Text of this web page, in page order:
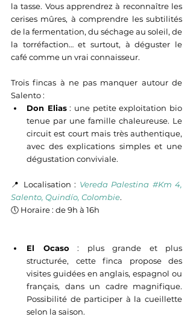
la tasse. Vous apprendrez à reconnaître les
cerises mûres, à comprendre les subtilités
de la fermentation, du séchage au soleil, de
la torréfaction… et surtout, à déguster le
café comme un vrai connaisseur.
Trois fincas à ne pas manquer autour de
Salento :
Don Elias : une petite exploitation bio
tenue par une famille chaleureuse. Le
circuit est court mais très authentique,
avec des explications simples et une
dégustation conviviale.
📍 Localisation : Vereda Palestina #Km 4,
Salento, Quindío, Colombie.
🕔 Horaire : de 9h à 16h
El Ocaso : plus grande et plus
structurée, cette finca propose des
visites guidées en anglais, espagnol ou
français, dans un cadre magnifique.
Possibilité de participer à la cueillette
selon la saison.